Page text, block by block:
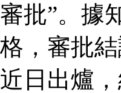
審批”。據
格，審批
近日出爐